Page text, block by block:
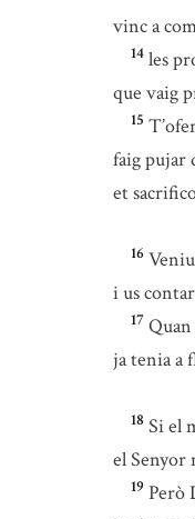
vinc a
14 les
que vaig
15
faig pujar
et
16
i us
17
ja tenia a
18 Si el
el Senyor
19 Però